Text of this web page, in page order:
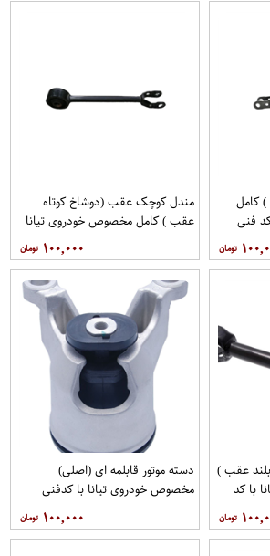
کامل
فنی
مندل کوچک عقب (دوشاخ کوتاه
عقب ) کامل مخصوص خودروی تیانا
با کد فنی 551AO-JN01Aبرند EEP
فروشگاه مگاموتور
۱۰۰,۰۰۰
عقب )
با کد
فنی 55110-JN00Aبرند EEP فروشگاه
دسته موتور قابلمه ای (اصلی)
مخصوص خودروی تیانا با کدفنی
فروشگاه مگاموتور
۱۰۰,۰۰۰